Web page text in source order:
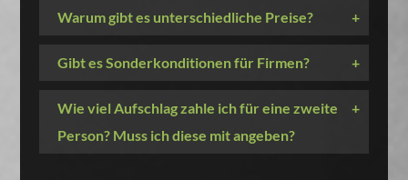
Warum gibt es unterschiedliche Preise? +
Gibt es Sonderkonditionen für Firmen? +
Wie viel Aufschlag zahle ich für eine zweite
Person? Muss ich diese mit angeben?
+